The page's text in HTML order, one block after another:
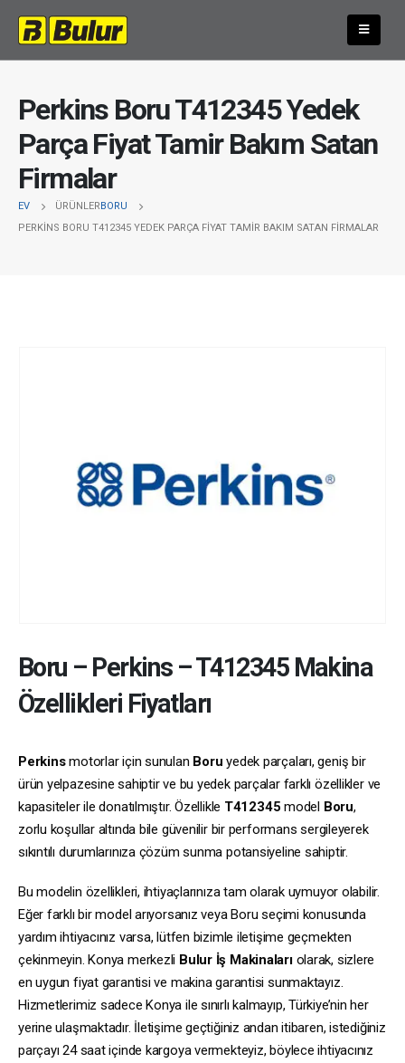
Perkins Boru T412345 Yedek
Parça Fiyat Tamir Bakım Satan
Firmalar
EV ÜRÜNLERBORU
PERKINS BORU T412345 YEDEK PARÇA FIYAT TAMIR BAKIM SATAN FIRMALAR
Boru – Perkins–T412345Makina
Özellikleri Fiyatları
Perkinsmotorlar için sunulan Boru yedek parçaları, geniş bir
ürün yelpazesine sahiptir ve bu yedek parçalar farklı özellikler ve
kapasiteler ile donatılmıştır. Özellikle T412345 model Boru,
zorlu koşullar altında bile güvenilir bir performans sergileyerek
sıkıntılı durumlarınıza çözüm sunma potansiyeline sahiptir.
Bu modelin özellikleri, ihtiyaçlarınıza tam olarak uymuyor olabilir.
Eğer farklı bir model arıyorsanız veya Boru seçimi konusunda
yardım ihtiyacınız varsa, lütfen bizimle iletişime geçmekten
çekinmeyin. Konya merkezli Bulur İş Makinalarıolarak, sizlere
en uygun fiyat garantisi ve makina garantisi sunmaktayız.
Hizmetlerimiz sadece Konya ile sınırlı kalmayıp, Türkiye’nin her
yerine ulaşmaktadır. İletişime geçtiğiniz andan itibaren, istediğiniz
parçayı 24 saat içinde kargoya vermekteyiz, böylece ihtiyacınız